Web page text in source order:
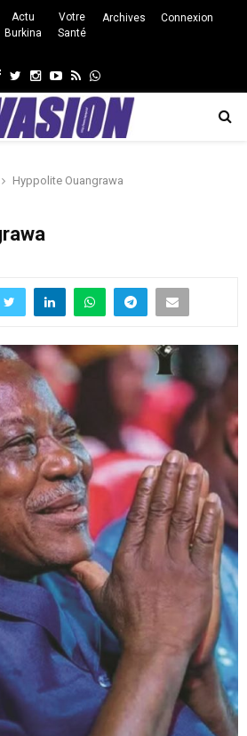
Actu
Burkina
Votre
Santé
Archives Connexion
Facebook
Twitter
Instagram
Youtube
RssWhatsapp
Hyppolite Ouangrawa